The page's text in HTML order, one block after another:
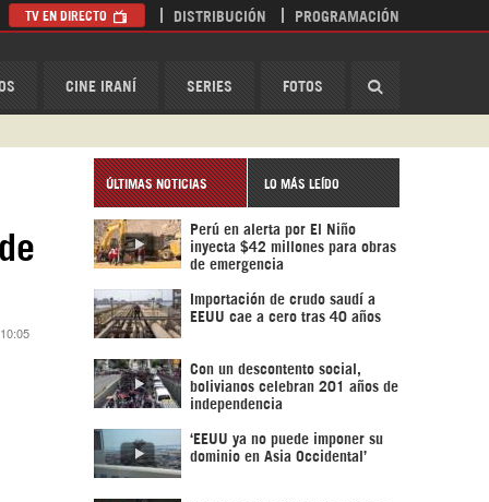
CINE IRANÍ SERIES FOTOS
TV EN DIRECTO DISTRIBUCIÓN PROGRAMACIÓN
ÚLTIMAS NOTICIAS LO MÁS LEÍDO
Perú en alerta por El Niño
inyecta $42 millones para obras
de emergencia
Importación de crudo saudí a
EEUU cae a cero tras 40 años
Con un descontento social,
bolivianos celebran 201 años de
independencia
‘EEUU ya no puede imponer su
dominio en Asia Occidental’